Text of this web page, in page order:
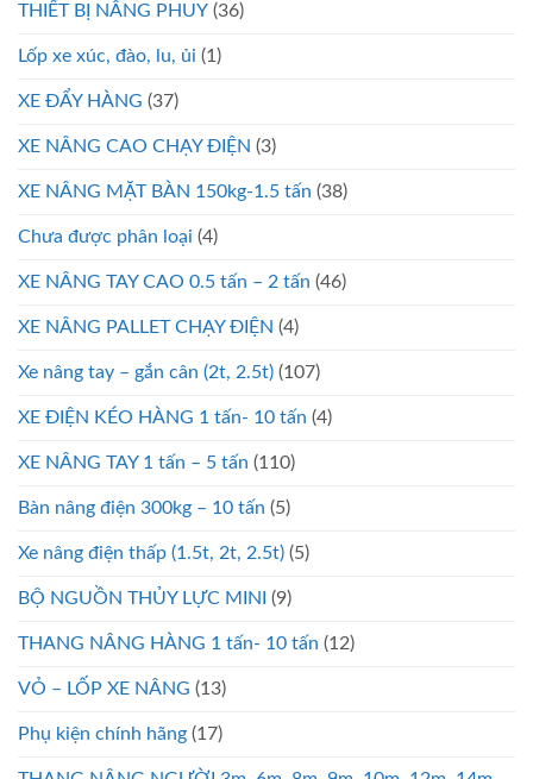
THIẾT BỊ NÂNG PHUY (36)
Lốp xe xúc, đào, lu, ủi (1)
XE ĐẨY HÀNG (37)
XE NÂNG CAO CHẠY ĐIỆN (3)
XE NÂNG MẶT BÀN 150kg-1.5 tấn (38)
Chưa được phân loại (4)
XE NÂNG TAY CAO 0.5 tấn – 2 tấn (46)
XE NÂNG PALLET CHẠY ĐIỆN (4)
Xe nâng tay – gắn cân (2t, 2.5t) (107)
XE ĐIỆN KÉO HÀNG 1 tấn- 10 tấn (4)
XE NÂNG TAY 1 tấn – 5 tấn (110)
Bàn nâng điện 300kg – 10 tấn (5)
Xe nâng điện thấp (1.5t, 2t, 2.5t) (5)
BỘ NGUỒN THỦY LỰC MINI (9)
THANG NÂNG HÀNG 1 tấn- 10 tấn (12)
VỎ – LỐP XE NÂNG (13)
Phụ kiện chính hãng (17)